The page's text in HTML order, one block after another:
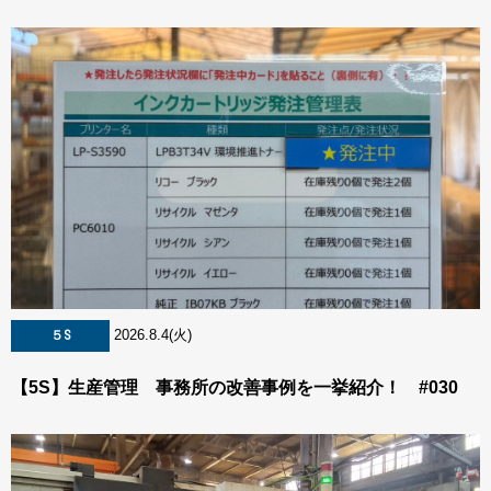
５S 2026.8.4(火)
【5S】生産管理 事務所の改善事例を一挙紹介！ #030